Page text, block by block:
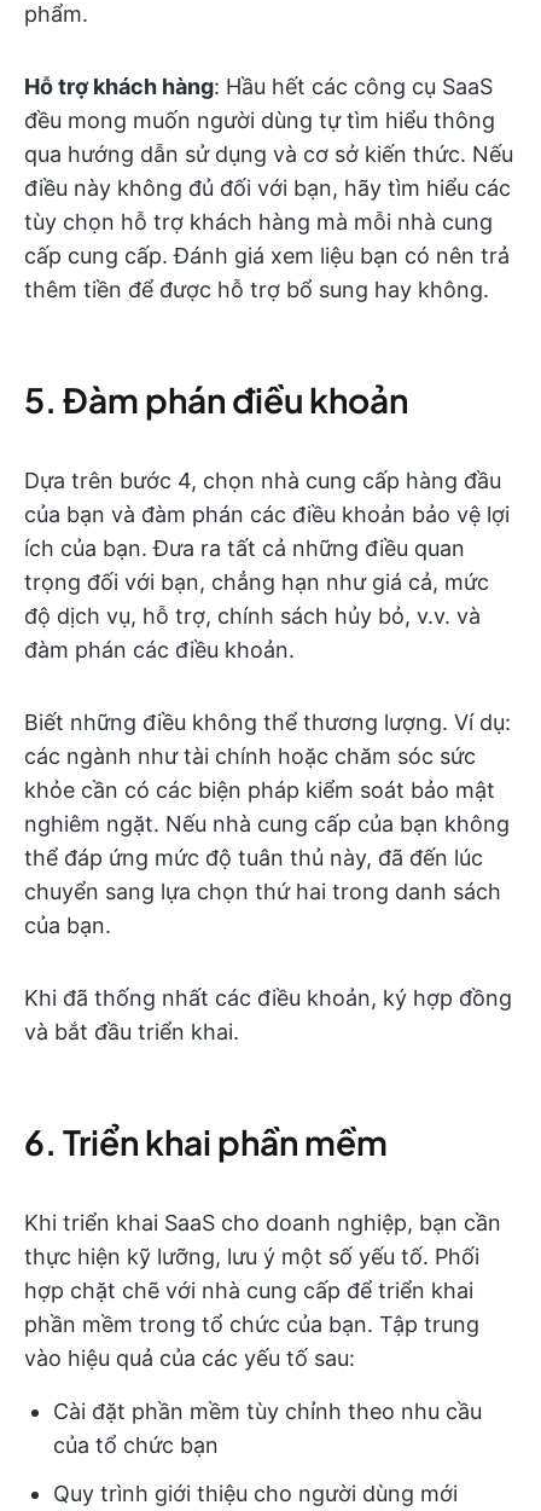
phẩm.
Hỗ trợ khách hàng: Hầu hết các công cụ SaaS
đều mong muốn người dùng tự tìm hiểu thông
qua hướng dẫn sử dụng và cơ sở kiến thức. Nếu
điều này không đủ đối với bạn, hãy tìm hiểu các
tùy chọn hỗ trợ khách hàng mà mỗi nhà cung
cấp cung cấp. Đánh giá xem liệu bạn có nên trả
thêm tiền để được hỗ trợ bổ sung hay không.
5. Đàm phán điều khoản
Dựa trên bước 4, chọn nhà cung cấp hàng đầu
của bạn và đàm phán các điều khoản bảo vệ lợi
ích của bạn. Đưa ra tất cả những điều quan
trọng đối với bạn, chẳng hạn như giá cả, mức
độ dịch vụ, hỗ trợ, chính sách hủy bỏ, v.v. và
đàm phán các điều khoản.
Biết những điều không thể thương lượng. Ví dụ:
các ngành như tài chính hoặc chăm sóc sức
khỏe cần có các biện pháp kiểm soát bảo mật
nghiêm ngặt. Nếu nhà cung cấp của bạn không
thể đáp ứng mức độ tuân thủ này, đã đến lúc
chuyển sang lựa chọn thứ hai trong danh sách
của bạn.
Khi đã thống nhất các điều khoản, ký hợp đồng
và bắt đầu triển khai.
6. Triển khai phần mềm
Khi triển khai SaaS cho doanh nghiệp, bạn cần
thực hiện kỹ lưỡng, lưu ý một số yếu tố. Phối
hợp chặt chẽ với nhà cung cấp để triển khai
phần mềm trong tổ chức của bạn. Tập trung
vào hiệu quả của các yếu tố sau:
Cài đặt phần mềm tùy chỉnh theo nhu cầu
của tổ chức bạn
Quy trình giới thiệu cho người dùng mới